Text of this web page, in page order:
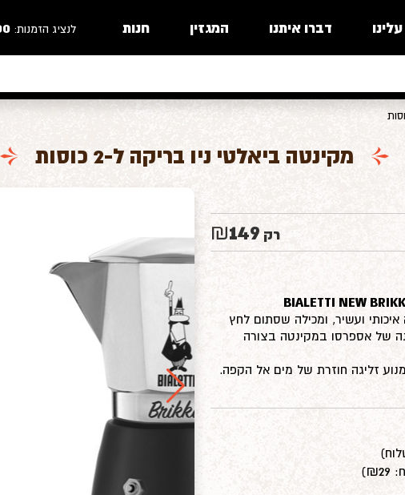
דברו איתנו המגזין חנות לנציג הזמנות:
מקינטה ביאלטי ניו בריקה ל-2 כוסות
רק 149
₪
ועשיר, ומכילה שסתום לחץ
של אספרסו במקינטה בצורה
זליגה חוזרת של מים אל הקפה.
29‏₪
)